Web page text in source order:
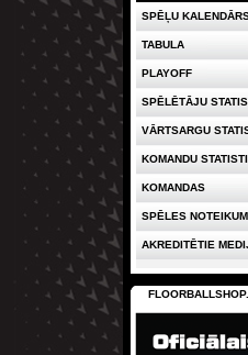
SPĒĻU
TABULA
PLAYOFF
SPĒLĒTĀJU
VĀRTSARGU
KOMANDU
KOMANDAS
SPĒLES
AKREDITĒTIE